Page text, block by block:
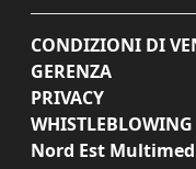
CONDIZIONI DI
GERENZA
PRIVACY
WHISTLEBLOWING
Nord Est